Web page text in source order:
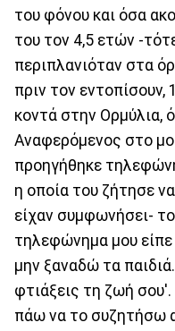
του φόνου και όσα
του τον 4,5 ετών -
περιπλανιόταν στα
πριν τον
κοντά στην Ορμύλια,
Αναφερόμενος στο
προηγήθηκε
η οποία του ζήτησε
είχαν συμφωνήσει-
τηλεφώνημα μου είπε
μην ξαναδώ τα
φτιάξεις τη ζωή
πάω να το συζητήσω